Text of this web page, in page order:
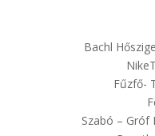
Bachl
Fűzfő-
Szabó – Gróf